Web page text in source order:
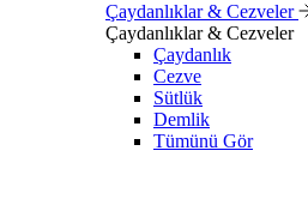
Çaydanlıklar & Cezveler
Çaydanlıklar & Cezveler
Çaydanlık
Cezve
Sütlük
Demlik
Tümünü Gör